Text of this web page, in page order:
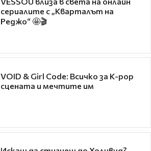
сериалите с „Кварталът на
Реджо“ 🤩🎬
VOID & Girl Code: Всичко за K-pop
сцената и мечтите им